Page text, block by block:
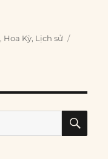
thú vị về Hiến pháp
, Hoa Kỳ, Lịch sử